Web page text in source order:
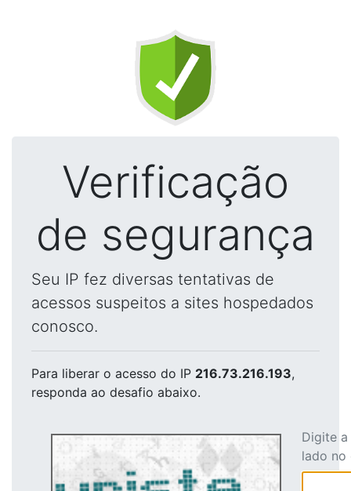
Verificação
de segurança
Seu IP fez diversas tentativas de
acessos suspeitos a sites hospedados
conosco.
Para liberar o acesso do IP 216.73.216.193,
responda ao desafio abaixo.
Digite
lado no